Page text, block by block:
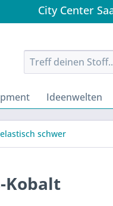
City Center
Ideenwelten
elastisch schwer
Kobalt